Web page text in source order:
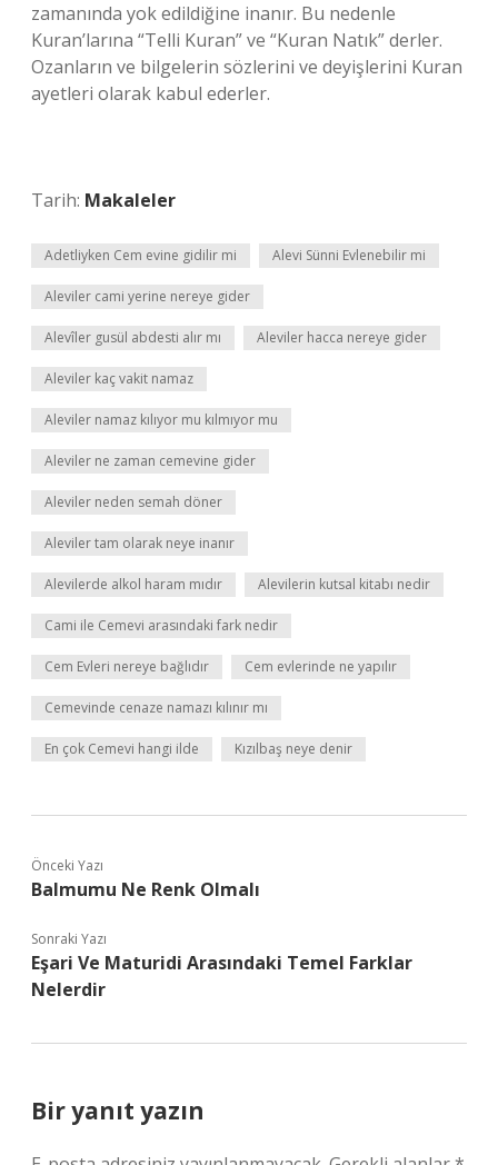
zamanında yok edildiğine inanır. Bu nedenle
Kuran’larına “Telli Kuran” ve “Kuran Natık” derler.
Ozanların ve bilgelerin sözlerini ve deyişlerini Kuran
ayetleri olarak kabul ederler.
Tarih: Makaleler
Adetliyken Cem evine gidilir mi Alevi Sünni Evlenebilir mi
Aleviler cami yerine nereye gider
Alevîler gusül abdesti alır mı Aleviler hacca nereye gider
Aleviler kaç vakit namaz
Aleviler namaz kılıyor mu kılmıyor mu
Aleviler ne zaman cemevine gider
Aleviler neden semah döner
Aleviler tam olarak neye inanır
Alevilerde alkol haram mıdır Alevilerin kutsal kitabı nedir
Cami ile Cemevi arasındaki fark nedir
Cem Evleri nereye bağlıdır Cem evlerinde ne yapılır
Cemevinde cenaze namazı kılınır mı
En çok Cemevi hangi ilde Kızılbaş neye denir
Önceki Yazı
Balmumu Ne Renk Olmalı
Sonraki Yazı
Eşari Ve Maturidi Arasındaki Temel Farklar
Nelerdir
Bir yanıt yazın